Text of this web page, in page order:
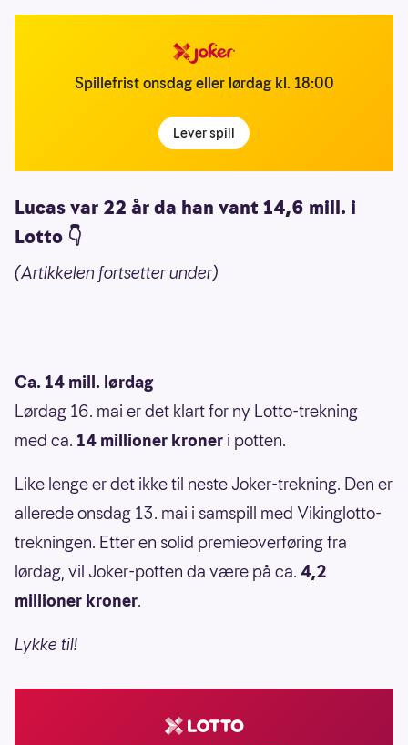
Spillefrist onsdag eller lørdag kl. 18:00
Lever spill
Lucas var 22 år da han vant 14,6 mill. i
Lotto 👇
(Artikkelen fortsetter under)
Ca. 14 mill. lørdag
Lørdag 16. mai er det klart for ny Lotto-trekning
med ca. 14 millioner kroner i potten.
Like lenge er det ikke til neste Joker-trekning. Den er
allerede onsdag 13. mai i samspill med Vikinglotto-
trekningen. Etter en solid premieoverføring fra
lørdag, vil Joker-potten da være på ca. 4,2
millioner kroner.
Lykke til!